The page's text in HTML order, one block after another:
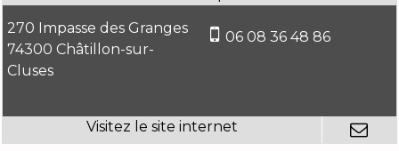
270 Impasse des Granges
74300 Châtillon-sur-
Cluses
06 08 36 48 86